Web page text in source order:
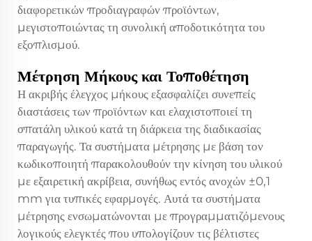
διαφορετικών προδιαγραφών προϊόντων,
μεγιστοποιώντας τη συνολική αποδοτικότητα του
εξοπλισμού.
Μέτρηση Μήκους και Τοποθέτηση
Η ακριβής έλεγχος μήκους εξασφαλίζει συνεπείς
διαστάσεις των προϊόντων και ελαχιστοποιεί τη
σπατάλη υλικού κατά τη διάρκεια της διαδικασίας
παραγωγής. Τα συστήματα μέτρησης με βάση τον
κωδικοποιητή παρακολουθούν την κίνηση του υλικού
με εξαιρετική ακρίβεια, συνήθως εντός ανοχών ±0,1
mm για τυπικές εφαρμογές. Αυτά τα συστήματα
μέτρησης ενσωματώνονται με προγραμματιζόμενους
λογικούς ελεγκτές που υπολογίζουν τις βέλτιστες